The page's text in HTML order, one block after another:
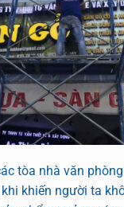
tòa nhà văn
khiến người ta